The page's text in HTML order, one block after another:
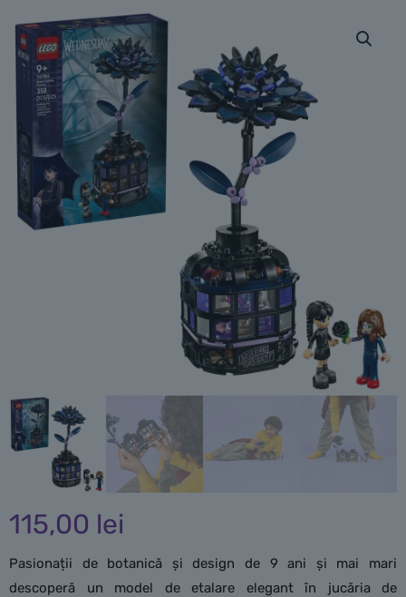
115,00 lei
Pasionații de botanică și design de 9 ani și mai mari
descoperă un model de etalare elegant în jucăria de